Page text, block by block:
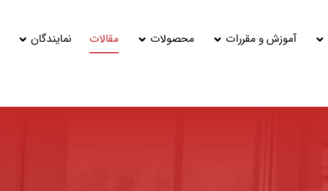
آموزش و مقررات محصولات مقالات نمایندگان